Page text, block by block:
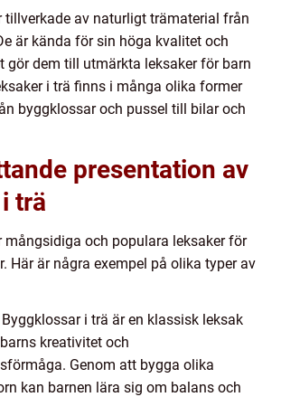
tillverkade av naturligt trämaterial från
är kända för sin höga kvalitet och
gör dem till utmärkta leksaker för barn
i trä finns i många olika former
byggklossar och pussel till bilar och
presentation av
trä
mångsidiga och populara leksaker för
Här är några exempel på olika typer av
i trä är en klassisk leksak
kreativitet och
Genom att bygga olika
kan barnen lära sig om balans och